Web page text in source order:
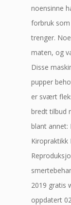
noensinne
forbruk
trenger.
maten, og
Disse
pupper
er svært
bredt tilbud
blant annet:
Kiropraktikk
2019 gratis
oppdatert